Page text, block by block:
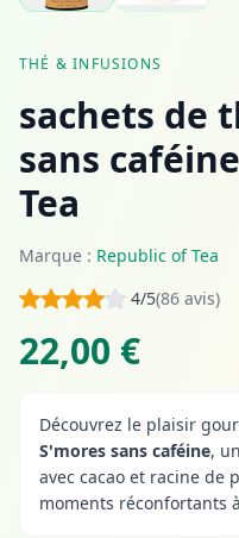
THÉ & INFUSIONS
sachets de
sans
Tea
Marque : Republic of Tea
4/5(86 avis)
22,00 €
Découvrez le plaisir
S'mores sans caféine,
avec cacao et racine de
moments réconfortants